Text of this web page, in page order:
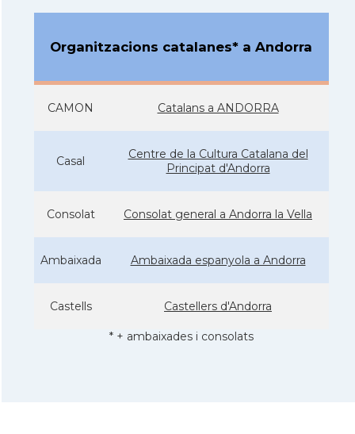
Organitzacions catalanes* a Andorra
CAMON Catalans a ANDORRA
Casal
Centre de la Cultura Catalana del
Principat d'Andorra
Consolat Consolat general a Andorra la Vella
Ambaixada Ambaixada espanyola a Andorra
Castells Castellers d'Andorra
* + ambaixades i consolats